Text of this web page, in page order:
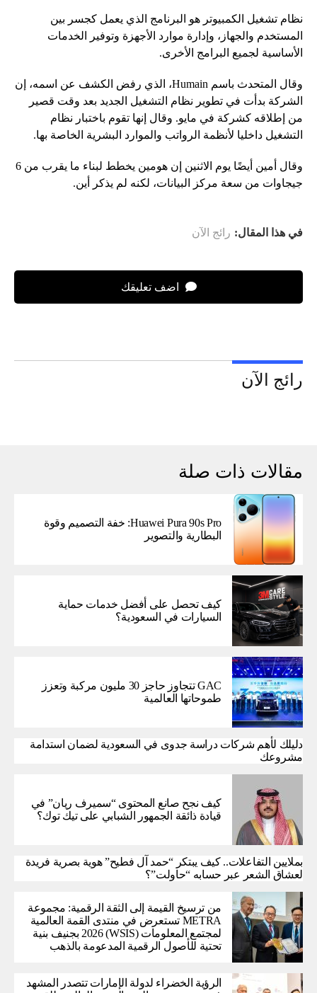
نظام تشغيل الكمبيوتر هو البرنامج الذي يعمل كجسر بين
المستخدم والجهاز، وإدارة موارد الأجهزة وتوفير الخدمات
الأساسية لجميع البرامج الأخرى.
وقال المتحدث باسم Humain، الذي رفض الكشف عن اسمه، إن
الشركة بدأت في تطوير نظام التشغيل الجديد بعد وقت قصير
من إطلاقه كشركة في مايو. وقال إنها تقوم باختبار نظام
التشغيل داخليا لأنظمة الرواتب والموارد البشرية الخاصة بها.
وقال أمين أيضًا يوم الاثنين إن هومين يخطط لبناء ما يقرب من 6
جيجاوات من سعة مركز البيانات، لكنه لم يذكر أين.
في هذا المقال: رائج الآن
اضف تعليقك
رائج الآن
مقالات ذات صلة
Huawei Pura 90s Pro: خفة التصميم وقوة
البطارية والتصوير
كيف تحصل على أفضل خدمات حماية
السيارات في السعودية؟
GAC تتجاوز حاجز 30 مليون مركبة وتعزز
طموحاتها العالمية
دليلك لأهم شركات دراسة جدوى في السعودية لضمان استدامة
مشروعك
كيف نجح صانع المحتوى “سميرف ريان” في
قيادة ذائقة الجمهور الشبابي على تيك توك؟
بملايين التفاعلات.. كيف يبتكر “حمد آل فطيح” هوية بصرية فريدة
لعشاق الشعر عبر حسابه “حاولت”؟
من ترسيخ القيمة إلى الثقة الرقمية: مجموعة
METRA تستعرض في منتدى القمة العالمية
لمجتمع المعلومات (WSIS) 2026 بجنيف بنية
تحتية للأصول الرقمية المدعومة بالذهب
الرؤية الخضراء لدولة الإمارات تتصدر المشهد